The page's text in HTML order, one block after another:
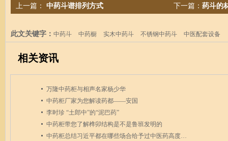
下一篇： 药斗的
上一篇： 中药斗谱排列方式
此文关键字： 中药斗 中药橱 实木中药斗 不锈钢中药斗 中医配套设备
相关资讯
万隆中药柜与相声名家杨少华
中药柜厂家为您解读药都——安国
李时珍 “土郎中”的“泥巴药”
中药柜带您了解榫卯结构是不是鲁班发明的